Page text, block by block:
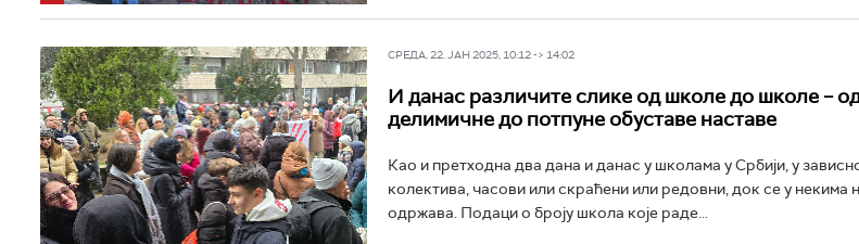
СРЕДА, 22. ЈАН 2025, 10:12 -> 14:02
И данас различите слике од школе до школе –
делимичне до потпуне обуставе наставе
Као и претходна два дана и данас у школама у Србији, у
колектива, часови или скраћени или редовни, док се у некима
одржава. Подаци о броју школа које раде...